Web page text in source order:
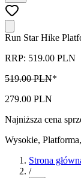
Run Star Hike
RRP: 519.00 PLN
519.00 PLN*
279.00 PLN
Najniższa cena
Wysokie, Platforma,
Strona
/